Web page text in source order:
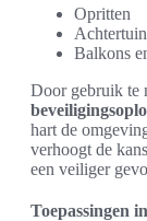
Opritten
Balkons
Door gebruik te
hart de
verhoogt de
een veiliger
Toepassingen